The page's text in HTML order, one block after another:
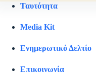
Ταυτότητα
Media Kit
Ενημερωτικό Δελτίο
Επικοινωνία